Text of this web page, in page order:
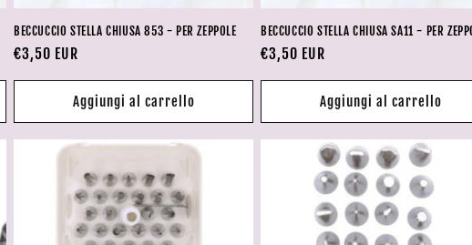
BECCUCCIO STELLA CHIUSA 853 - PER ZEPPOLE
Prezzo
di
€3,50 EUR
Aggiungi al carrello
BECCUCCIO STELLA CHIUSA SA11 - PER
Prezzo
di
€3,50 EUR
Aggiungi al carrello